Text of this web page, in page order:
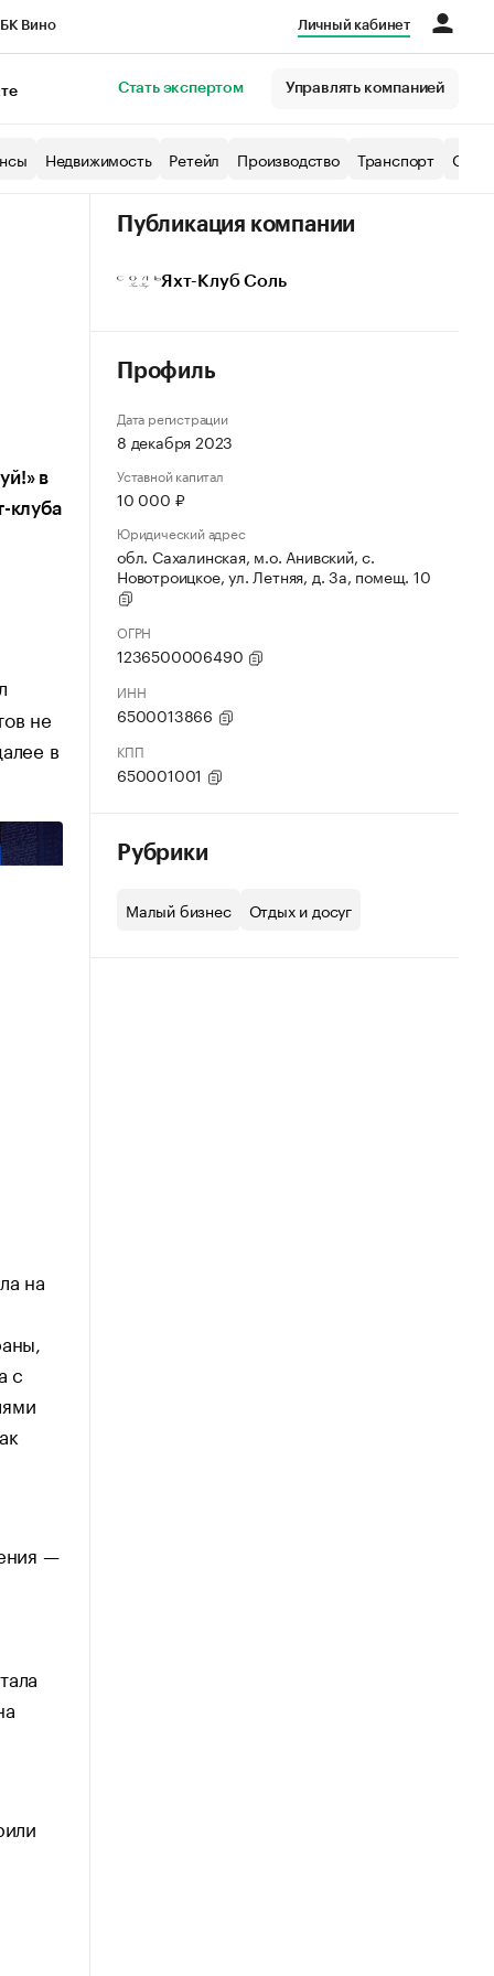
Вино Личный кабинет
Стать экспертом Управлять компанией
Недвижимость Ретейл Производство Транспорт
в
клуба
не
в
на
с
—
Публикация компании
Яхт-Клуб Соль
Профиль
Дата регистрации
8 декабря 2023
Уставной капитал
10 000 ₽
Юридический адрес
обл. Сахалинская, м.о. Анивский, с.
Новотроицкое, ул. Летняя, д. 3а, помещ. 10
ОГРН
1236500006490
ИНН
6500013866
КПП
650001001
Рубрики
Малый бизнес Отдых и досуг